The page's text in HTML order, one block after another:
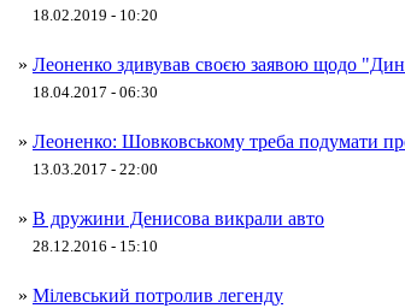
18.02.2019 - 10:20
» Леоненко здивував своєю заявою щодо
18.04.2017 - 06:30
» Леоненко: Шовковському треба подумати
13.03.2017 - 22:00
» В дружини Денисова викрали авто
28.12.2016 - 15:10
» Мілевський потролив легенду